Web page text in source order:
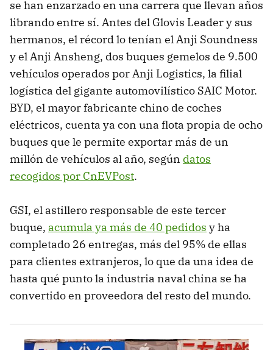
se han enzarzado en una carrera que llevan años
librando entre sí. Antes del Glovis Leader y sus
hermanos, el récord lo tenían el Anji Soundness
y el Anji Ansheng, dos buques gemelos de 9.500
vehículos operados por Anji Logistics, la filial
logística del gigante automovilístico SAIC Motor.
BYD, el mayor fabricante chino de coches
eléctricos, cuenta ya con una flota propia de ocho
buques que le permite exportar más de un
millón de vehículos al año, según datos
recogidos por CnEVPost.
GSI, el astillero responsable de este tercer
buque, acumula ya más de 40 pedidos y ha
completado 26 entregas, más del 95% de ellas
para clientes extranjeros, lo que da una idea de
hasta qué punto la industria naval china se ha
convertido en proveedora del resto del mundo.